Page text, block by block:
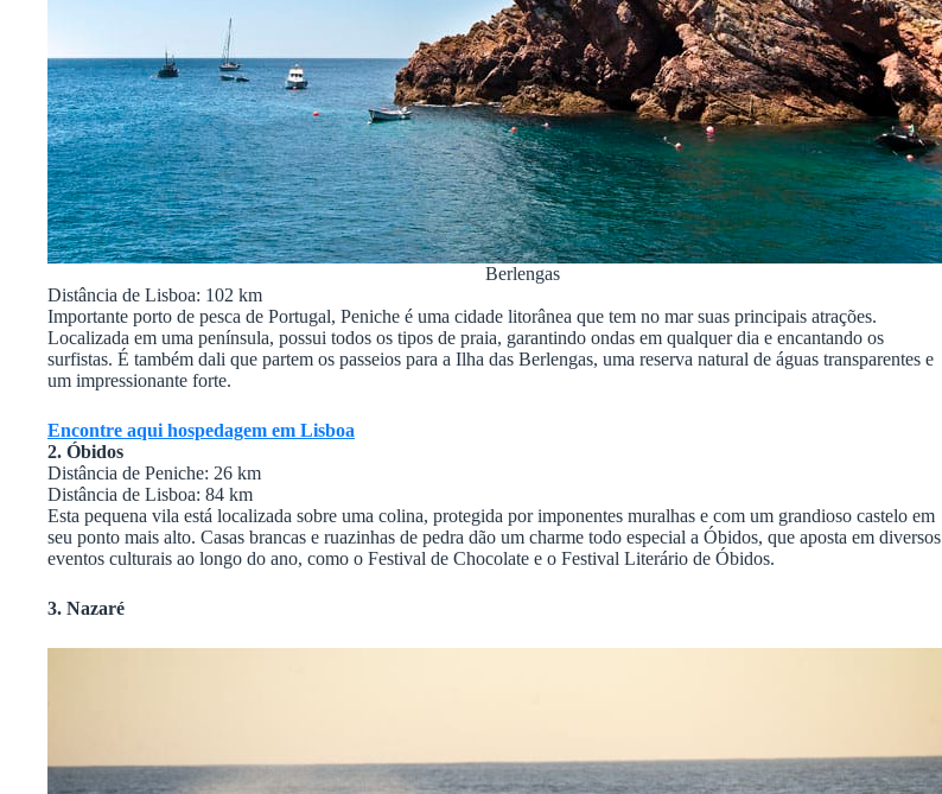
Berlengas
Distância de Lisboa: 102 km
Importante porto de pesca de Portugal, Peniche é uma cidade litorânea que tem no mar suas principais atrações.
Localizada em uma península, possui todos os tipos de praia, garantindo ondas em qualquer dia e encantando os
surfistas. É também dali que partem os passeios para a Ilha das Berlengas, uma reserva natural de águas transparentes e
um impressionante forte.
Encontre aqui hospedagem em Lisboa
2. Óbidos
Distância de Peniche: 26 km
Distância de Lisboa: 84 km
Esta pequena vila está localizada sobre uma colina, protegida por imponentes muralhas e com um grandioso castelo em
seu ponto mais alto. Casas brancas e ruazinhas de pedra dão um charme todo especial a Óbidos, que aposta em diversos
eventos culturais ao longo do ano, como o Festival de Chocolate e o Festival Literário de Óbidos.
3. Nazaré